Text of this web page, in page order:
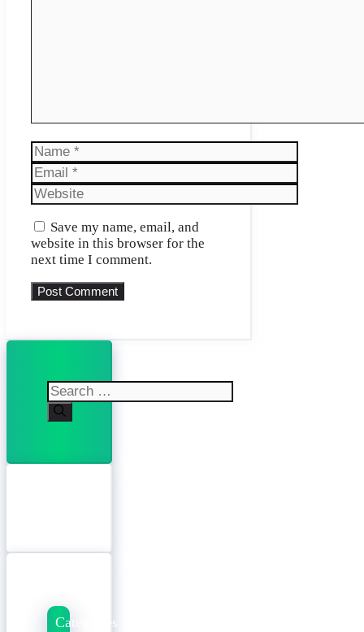
Name
Email
Website
Save my name, email, and
website in this browser for the
next time I comment.
Search
for:
Categories